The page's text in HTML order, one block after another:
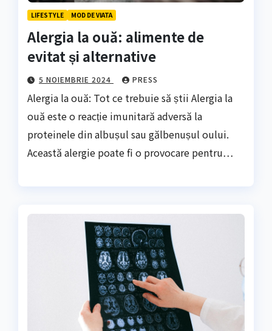
LIFESTYLE MOD DE VIATA
Alergia la ouă: alimente de
evitat și alternative
5 NOIEMBRIE 2024 PRESS
Alergia la ouă: Tot ce trebuie să știi Alergia la
ouă este o reacție imunitară adversă la
proteinele din albușul sau gălbenușul oului.
Această alergie poate fi o provocare pentru…